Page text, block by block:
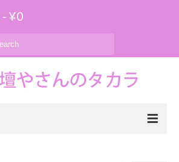
- ¥0